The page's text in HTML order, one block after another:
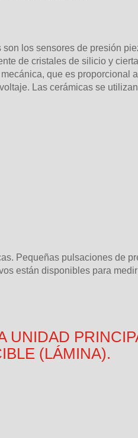
los sensores de presión
de cristales de silicio y
que es proporcional
Las cerámicas se
Pequeñas pulsaciones de
están disponibles para
UNIDAD
(LÁMINA).